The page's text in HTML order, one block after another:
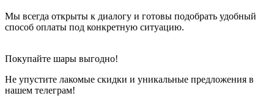
Мы всегда открыты к диалогу и готовы подобрать удобный
способ оплаты под конкретную ситуацию.
Покупайте шары выгодно!
Не упустите лакомые скидки и уникальные предложения в
нашем телеграм!